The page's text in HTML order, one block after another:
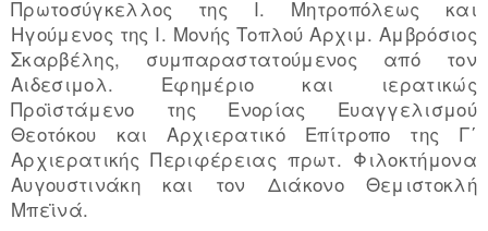
Πρωτοσύγκελλος της Ι. Μητροπόλεως και
Ηγούμενος της Ι. Μονής Τοπλού Αρχιμ. Αμβρόσιος
Σκαρβέλης, συμπαραστατούμενος από τον
Αιδεσιμολ. Εφημέριο και ιερατικώς
Προϊστάμενο της Ενορίας Ευαγγελισμού
Θεοτόκου και Αρχιερατικό Επίτροπο της Γ΄
Αρχιερατικής Περιφέρειας πρωτ. Φιλοκτήμονα
Αυγουστινάκη και τον Διάκονο Θεμιστοκλή
Μπεϊνά.